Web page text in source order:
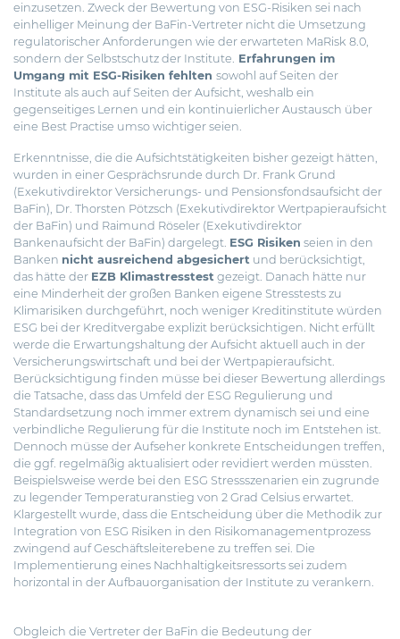
einzusetzen. Zweck der Bewertung von ESG-Risiken sei nach
einhelliger Meinung der BaFin-Vertreter nicht die Umsetzung
regulatorischer Anforderungen wie der erwarteten MaRisk 8.0,
sondern der Selbstschutz der Institute. Erfahrungen im
Umgang mit ESG-Risiken fehlten sowohl auf Seiten der
Institute als auch auf Seiten der Aufsicht, weshalb ein
gegenseitiges Lernen und ein kontinuierlicher Austausch über
eine Best Practise umso wichtiger seien.
Erkenntnisse, die die Aufsichtstätigkeiten bisher gezeigt hätten,
wurden in einer Gesprächsrunde durch Dr. Frank Grund
(Exekutivdirektor Versicherungs- und Pensionsfondsaufsicht der
BaFin), Dr. Thorsten Pötzsch (Exekutivdirektor Wertpapieraufsicht
der BaFin) und Raimund Röseler (Exekutivdirektor
Bankenaufsicht der BaFin) dargelegt. ESG Risiken seien in den
Banken nicht ausreichend abgesichert und berücksichtigt,
das hätte der EZB Klimastresstest gezeigt. Danach hätte nur
eine Minderheit der großen Banken eigene Stresstests zu
Klimarisiken durchgeführt, noch weniger Kreditinstitute würden
ESG bei der Kreditvergabe explizit berücksichtigen. Nicht erfüllt
werde die Erwartungshaltung der Aufsicht aktuell auch in der
Versicherungswirtschaft und bei der Wertpapieraufsicht.
Berücksichtigung finden müsse bei dieser Bewertung allerdings
die Tatsache, dass das Umfeld der ESG Regulierung und
Standardsetzung noch immer extrem dynamisch sei und eine
verbindliche Regulierung für die Institute noch im Entstehen ist.
Dennoch müsse der Aufseher konkrete Entscheidungen treffen,
die ggf. regelmäßig aktualisiert oder revidiert werden müssten.
Beispielsweise werde bei den ESG Stressszenarien ein zugrunde
zu legender Temperaturanstieg von 2 Grad Celsius erwartet.
Klargestellt wurde, dass die Entscheidung über die Methodik zur
Integration von ESG Risiken in den Risikomanagementprozess
zwingend auf Geschäftsleiterebene zu treffen sei. Die
Implementierung eines Nachhaltigkeitsressorts sei zudem
horizontal in der Aufbauorganisation der Institute zu verankern.
Obgleich die Vertreter der BaFin die Bedeutung der